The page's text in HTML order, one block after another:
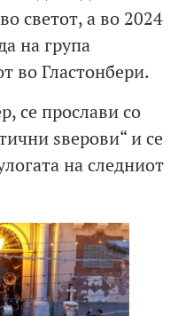
светот, а во 2024
на група
во Гластонбери.
се прослави со
ѕверови“ и се
на следниот